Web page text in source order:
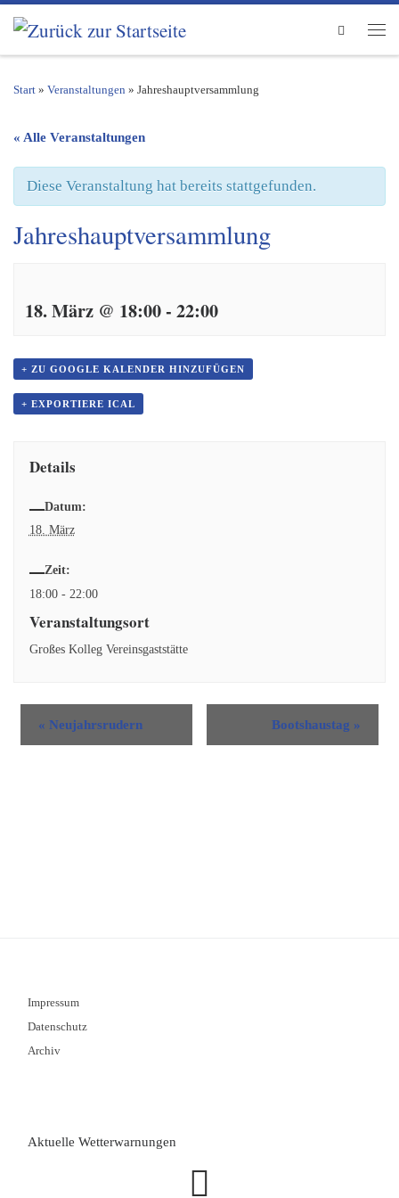
Zum Inhalt springen
Search
Start » Veranstaltungen » Jahreshauptversammlung
« Alle Veranstaltungen
Diese Veranstaltung hat bereits stattgefunden.
Jahreshauptversammlung
18. März @ 18:00 - 22:00
+ ZU GOOGLE KALENDER HINZUFÜGEN
+ EXPORTIERE ICAL
Details
Datum:
18. März
Zeit:
18:00 - 22:00
Veranstaltungsort
Großes Kolleg Vereinsgaststätte
« Neujahrsrudern Bootshaustag »
Impressum
Datenschutz
Archiv
Aktuelle Wetterwarnungen